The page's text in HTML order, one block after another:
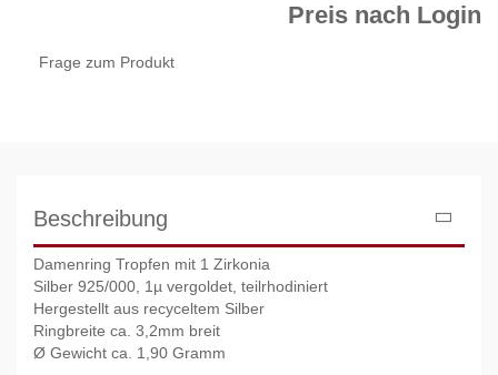
Preis nach Login
Frage zum Produkt
Beschreibung
Damenring Tropfen mit 1 Zirkonia
Silber 925/000, 1µ vergoldet, teilrhodiniert
Hergestellt aus recyceltem Silber
Ringbreite ca. 3,2mm breit
Ø Gewicht ca. 1,90 Gramm